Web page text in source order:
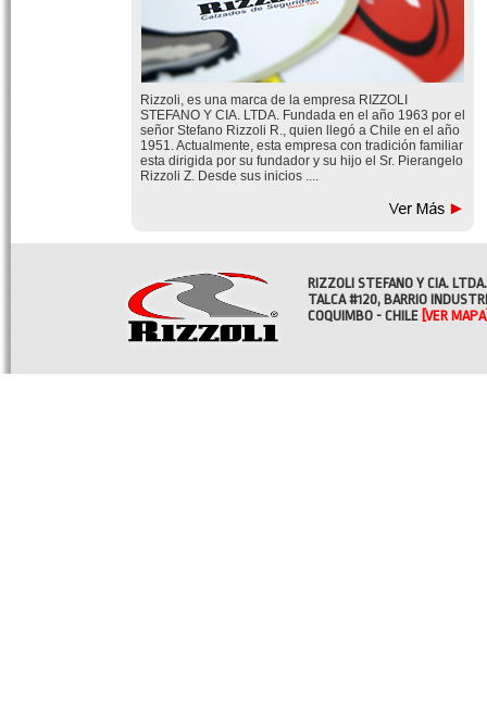
Rizzoli, es una marca de la empresa RIZZOLI
STEFANO Y CIA. LTDA. Fundada en el año 1963 por el
señor Stefano Rizzoli R., quien llegó a Chile en el año
1951. Actualmente, esta empresa con tradición familiar
esta dirigida por su fundador y su hijo el Sr. Pierangelo
Rizzoli Z. Desde sus inicios ....
RIZZOLI STEFANO Y CIA. LTDA.
TALCA #120, BARRIO
COQUIMBO - CHILE [VER